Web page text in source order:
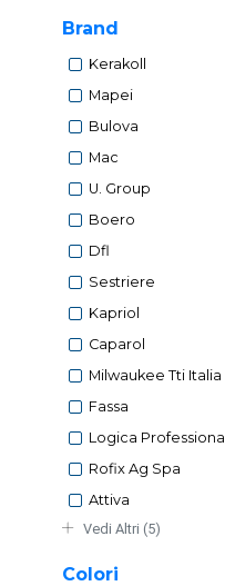
Brand
Kerakoll
Mapei
Bulova
Mac
U. Group
Boero
Dfl
Sestriere
Kapriol
Caparol
Milwaukee Tti Italia
Fassa
Logica Professional
Rofix Ag Spa
Attiva
Vedi Altri (5)
Colori